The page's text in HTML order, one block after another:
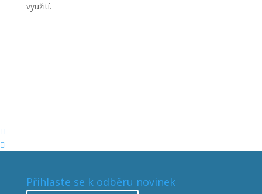
využití.


Přihlaste se k odběru novinek